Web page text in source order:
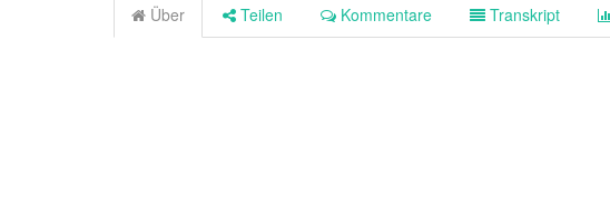
Über Teilen Kommentare Transkript